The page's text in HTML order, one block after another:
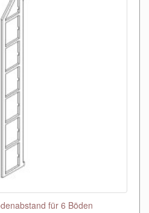
für 6 Böden